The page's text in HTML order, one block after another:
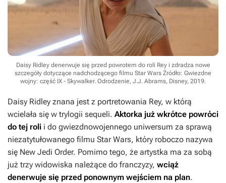
Daisy Ridley denerwuje się przed powrotem do roli Rey i zdradza nowe
szczegóły dotyczące nadchodzącego filmu Star Wars Źródło: Gwiezdne
wojny: część IX - Skywalker. Odrodzenie, J.J. Abrams, Disney, 2019.
Daisy Ridley znana jest z portretowania Rey, w którą
wcielała się w trylogii sequeli. Aktorka już wkrótce powróci
do tej roli i do gwiezdnowojennego uniwersum za sprawą
niezatytułowanego filmu Star Wars, który roboczo nazywa
się New Jedi Order. Pomimo tego, że artystka ma za sobą
już trzy widowiska należące do franczyzy, wciąż
denerwuje się przed ponownym wejściem na plan.